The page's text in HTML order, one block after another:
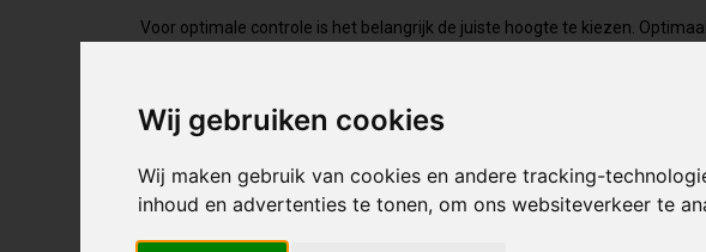
Wij gebruiken cookies
Wij maken gebruik van cookies en andere tracking-
inhoud en advertenties te tonen, om ons websiteverkeer te
Voor optimale controle is het belangrijk de juiste hoogte te kiezen.